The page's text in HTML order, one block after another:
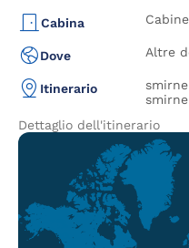
Cabina
Dove Altre
Itinerario
smirne
smirne
Dettaglio dell'itinerario